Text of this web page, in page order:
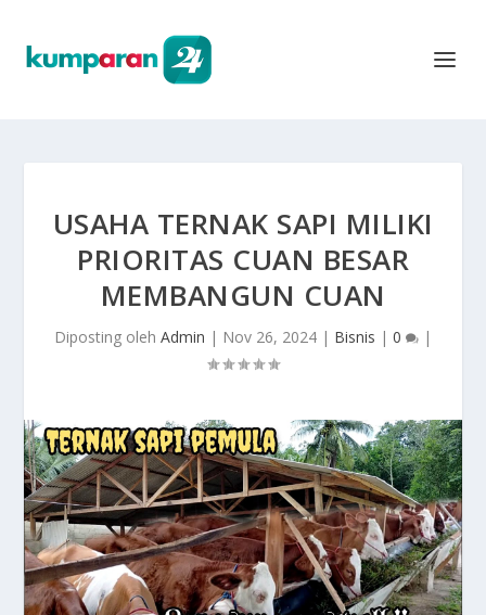
USAHA TERNAK SAPI MILIKI
PRIORITAS CUAN BESAR
MEMBANGUN CUAN
Diposting oleh Admin | Nov 26, 2024 | Bisnis | 0 |